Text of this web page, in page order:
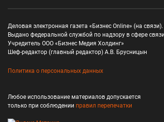
Деловая электронная газета «Бизнес Online» (на
Выдано федеральной службой по надзору в сфере
Учредитель ООО «Бизнес Медия Холдинг»
Шеф-редактор (главный редактор) А.В. Брусницын
Политика о персональных данных
Любое использование материалов допускается
только при соблюдении правил перепечатки